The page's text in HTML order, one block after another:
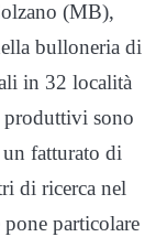
(MB),
bulloneria di
in 32 località
produttivi sono
fatturato di
di ricerca nel
particolare